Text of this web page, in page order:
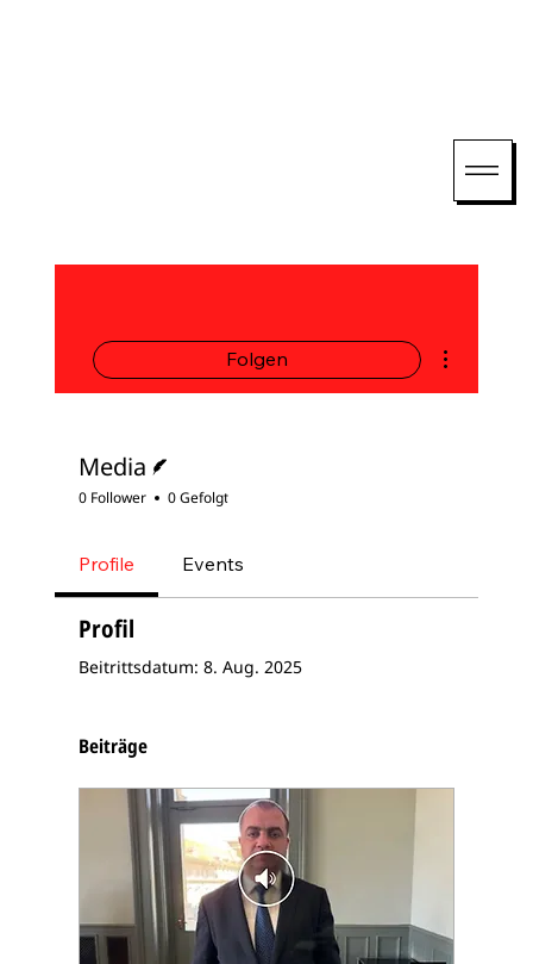
Folgen
Media
0 Follower 0 Gefolgt
Profile Events
Profil
Beitrittsdatum: 8. Aug. 2025
Beiträge